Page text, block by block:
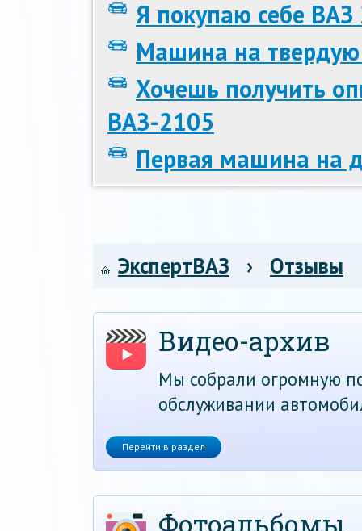
Я покупаю себе
Машина на твердую
Хочешь получить
ВАЗ-2105
Первая машина на
ЭкспертВАЗ › Отзывы
Видео-архив
Мы собрали огромную
обслуживании
Перейти в раздел